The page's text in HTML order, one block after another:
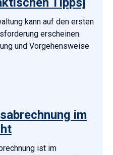
kann auf den ersten
erscheinen.
und Vorgehensweise
im
ist im